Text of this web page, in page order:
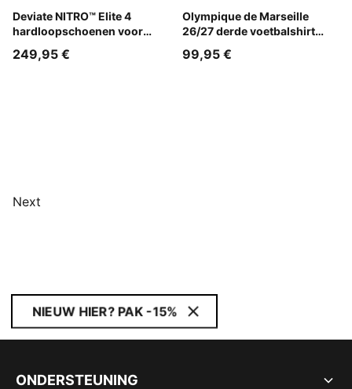
Deviate NITRO™ Elite 4
hardloopschoenen voor
Fresh Water-Lemon Crush-PUMA Black-PUMA White
249,95 €
Olympique de Marseille
26/27 derde voetbalshirt
Lavendar Pop-New Navy
99,95 €
Next
NIEUW HIER? PAK -15%
ONDERSTEUNING